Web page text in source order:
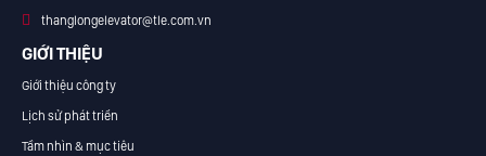
thanglongelevator@tle.com.vn
GIỚI THIỆU
Giới thiệu công ty
Lịch sử phát triển
Tầm nhìn & mục tiêu